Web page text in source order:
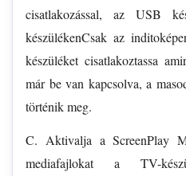
cisatlakozással, az USB
készülékenCsak az
készüléket cisatlakoztassa
már be van kapcsolva, a
történik meg.
C. Aktivalja a ScreenPlay
mediafajlokat a TV-